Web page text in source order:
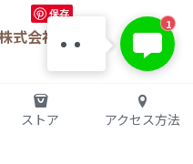
保存
会社 kibi）
ストア アクセス方法
今すぐ👉
1